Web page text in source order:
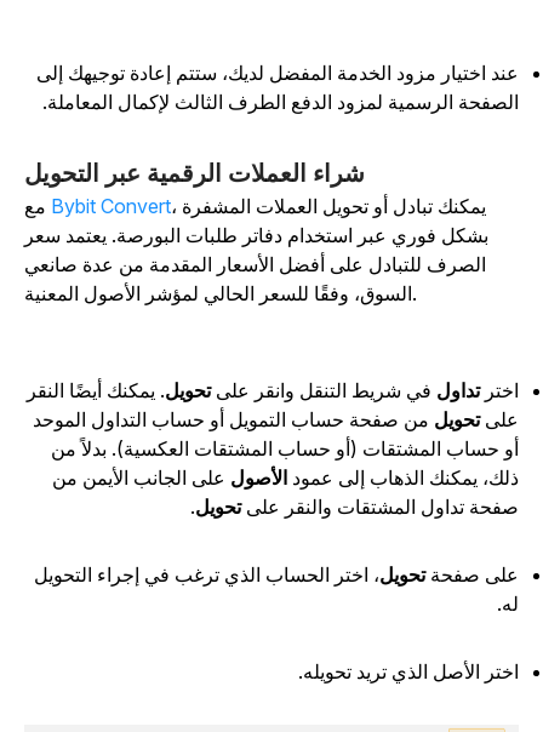
اختيار مزود الخدمة المفضل لديك، ستتم إعادة توجيهك إلى
الرسمية لمزود الدفع الطرف الثالث لإكمال المعاملة.
معBybit Convert، يمكنك تبادل أو تحويل العملات المشفرة
بشكل فوري عبر استخدام دفاتر طلبات البورصة. يعتمد سعر
الصرف للتبادل على أفضل الأسعار المقدمة من عدة صانعي
تداولفي شريط التنقل وانقر علىتحويل. يمكنك أيضًا النقر
تحويلمن صفحة حساب التمويل أو حساب التداول الموحد
حساب المشتقات (أو حساب المشتقات العكسية). بدلاً من
يمكنك الذهاب إلى عمودالأصولعلى الجانب الأيمن من
تداول المشتقات والنقر علىتحويل.
صفحةتحويل، اختر الحساب الذي ترغب في إجراء التحويل
الأصل الذي تريد تحويله.